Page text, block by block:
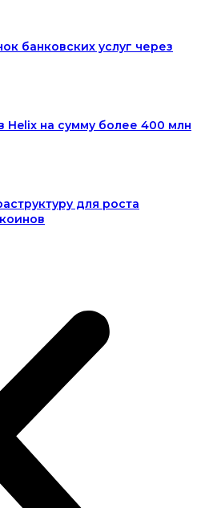
банковских услуг через
Helix на сумму более 400 млн
для роста